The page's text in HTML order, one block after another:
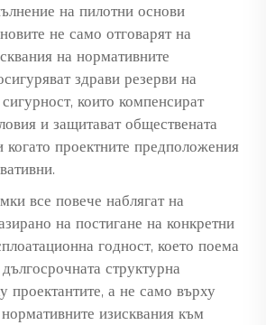
на пилотни основи
не само отговарят на
на нормативните
здрави резерви на
които компенсират
и защитават обществената
когато проектните предположения
все повече наблягат на
на постигане на конкретни
годност, което поема
структурна
проектантите, а не само върху
изисквания към